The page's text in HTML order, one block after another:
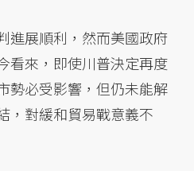
進展順利，然而美國政府
看來，即使川普決定再度
勢必受影響，但仍未能解
，對緩和貿易戰意義不